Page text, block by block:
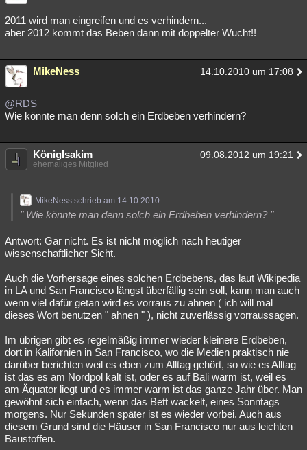
2011 wird man eingreifen und es verhindern...
aber 2012 kommt das Beben dann mit doppelter Wucht!!
MikeNess 14.10.2010 um 17:08
@RDS
Wie könnte man denn solch ein Erdbeben verhindern?
KönigIsakim 09.08.2012 um 19:21
ehemaliges Mitglied
MikeNess schrieb am 14.10.2010:
" Wie könnte man denn solch ein Erdbeben verhindern? "
Antwort: Gar nicht. Es ist nicht möglich nach heutiger
wissenschaftlicher Sicht.
Auch die Vorhersage eines solchen Erdbebens, das laut Wikipedia
in LA und San Francisco längst überfällig sein soll, kann man auch
wenn viel dafür getan wird es vorraus zu ahnen ( ich will mal
dieses Wort benutzen " ahnen " ), nicht zuverlässig vorraussagen.
Im übrigen gibt es regelmäßig immer wieder kleinere Erdbeben,
dort in Kalifornien in San Francisco, wo die Medien praktisch nie
darüber berichten weil es eben zum Alltag gehört, so wie es Alltag
ist das es am Nordpol kalt ist, oder es auf Bali warm ist, weil es
am Äquator liegt und es immer warm ist das ganze Jahr über. Man
gewöhnt sich einfach, wenn das Bett wackelt, eines Sonntags
morgens. Nur Sekunden später ist es wieder vorbei. Auch aus
diesem Grund sind die Häuser in San Francisco nur aus leichten
Baustoffen.